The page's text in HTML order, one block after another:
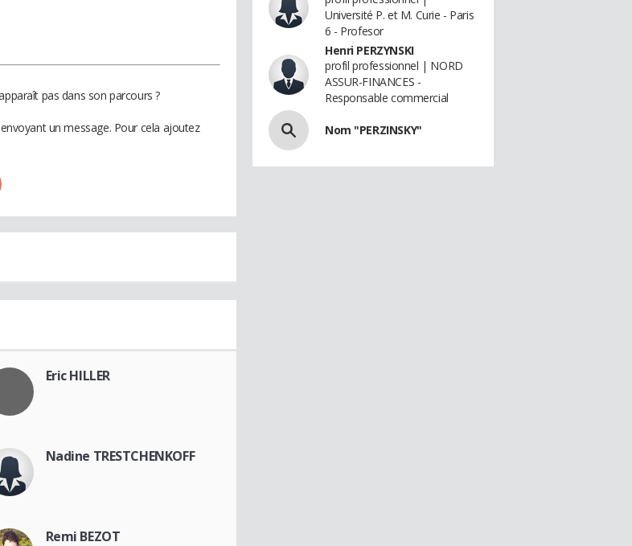
pas dans son parcours ?
un message. Pour cela ajoutez
Eric HILLER
Nadine TRESTCHENKOFF
Remi BEZOT
Université P. et M. Curie - Paris
6 - Profesor
Henri PERZYNSKI
profil professionnel | NORD
ASSUR-FINANCES -
Responsable commercial
Nom "PERZINSKY"